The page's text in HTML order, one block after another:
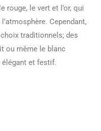
rouge, le vert et l’or, qui
Cependant,
traditionnels; des
ou même le blanc
élégant et festif.